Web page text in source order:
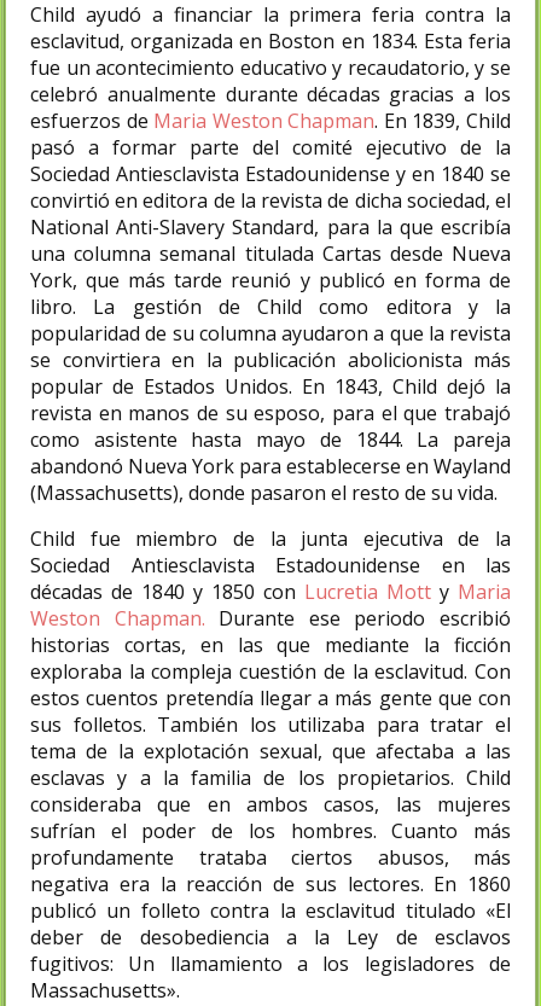
Child ayudó a financiar la primera feria contra la
esclavitud, organizada en Boston en 1834. Esta feria
fue un acontecimiento educativo y recaudatorio, y se
celebró anualmente durante décadas gracias a los
esfuerzos de Maria Weston Chapman. En 1839, Child
pasó a formar parte del comité ejecutivo de la
Sociedad Antiesclavista Estadounidense y en 1840 se
convirtió en editora de la revista de dicha sociedad, el
National Anti-Slavery Standard, para la que escribía
una columna semanal titulada Cartas desde Nueva
York, que más tarde reunió y publicó en forma de
libro. La gestión de Child como editora y la
popularidad de su columna ayudaron a que la revista
se convirtiera en la publicación abolicionista más
popular de Estados Unidos.​ En 1843, Child dejó la
revista en manos de su esposo, para el que trabajó
como asistente hasta mayo de 1844. La pareja
abandonó Nueva York para establecerse en Wayland
(Massachusetts), donde pasaron el resto de su vida.​
Child fue miembro de la junta ejecutiva de la
Sociedad Antiesclavista Estadounidense en las
décadas de 1840 y 1850 con Lucretia Mott y Maria
Weston Chapman. Durante ese periodo escribió
historias cortas, en las que mediante la ficción
exploraba la compleja cuestión de la esclavitud. Con
estos cuentos pretendía llegar a más gente que con
sus folletos. También los utilizaba para tratar el
tema de la explotación sexual, que afectaba a las
esclavas y a la familia de los propietarios. Child
consideraba que en ambos casos, las mujeres
sufrían el poder de los hombres. Cuanto más
profundamente trataba ciertos abusos, más
negativa era la reacción de sus lectores.​ En 1860
publicó un folleto contra la esclavitud titulado «El
deber de desobediencia a la Ley de esclavos
fugitivos: Un llamamiento a los legisladores de
Massachusetts».